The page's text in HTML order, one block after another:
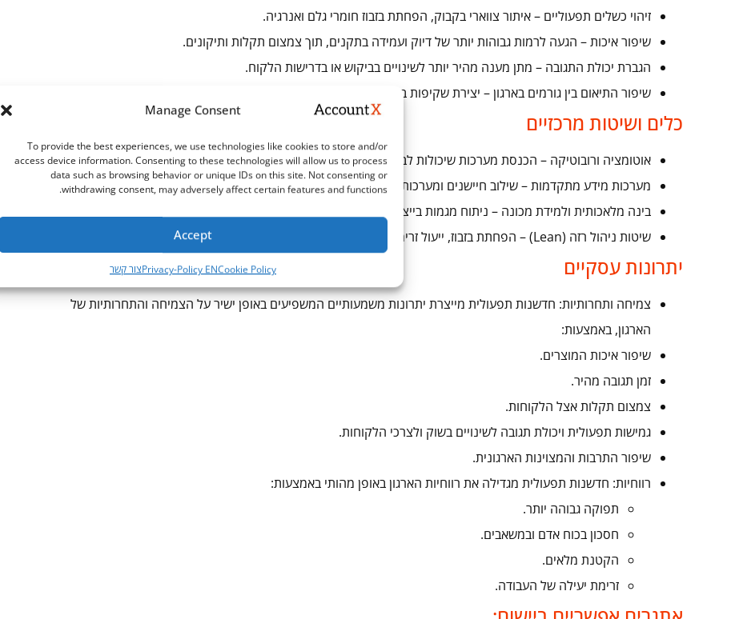
Manage Consent
To provide the best experiences, we use technologies like cookies to store and/or
access device information. Consenting to these technologies will allow us to process
data such as browsing behavior or unique IDs on this site. Not consenting or
withdrawing consent, may adversely affect certain features and functions.
Accept
Cookie Policy
Privacy-Policy ENצור קשר
זיהוי כשלים תפעוליים – איתור צווארי בקבוק, הפחתת בזבוז חומרי גלם ואנרגיה.
שיפור איכות – הגעה לרמות גבוהות יותר של דיוק ועמידה בתקנים, תוך צמצום תקלות ותיקונים.
הגברת יכולת התגובה – מתן מענה מהיר יותר לשינויים בביקוש או בדרישות הלקוח.
שיפור התיאום בין גורמים בארגון – יצירת שקיפות בין מחלקות, קיצור תהליכי קבלת החלטות והזרמת מידע אמין ומהיר.
כלים ושיטות מרכזיים
אוטומציה ורובוטיקה – הכנסת מערכות שיכולות לבצע פעולות טכניות החוזרות על עצמן בצורה מדויקת ואמינה.
מערכות מידע מתקדמות – שילוב חיישנים ומערכות בקרה בזמן אמת המאפשרות ניתוח נתונים מיידי.
בינה מלאכותית ולמידת מכונה – ניתוח מגמות בייצור, תחזית תקלות, תחזוקה מונעת, ותכנון מותאם לביקושים משתנים.
שיטות ניהול רזה (Lean) – הפחתת בזבוז, ייעול זרימות העבודה ויצירת רצף ייצור חלק.
יתרונות עסקיים
צמיחה ותחרותיות: חדשנות תפעולית מייצרת יתרונות משמעותיים המשפיעים באופן ישיר על הצמיחה והתחרותיות של
הארגון, באמצעות:
שיפור איכות המוצרים.
זמן תגובה מהיר.
צמצום תקלות אצל הלקוחות.
גמישות תפעולית ויכולת תגובה לשינויים בשוק ולצרכי הלקוחות.
שיפור התרבות והמצוינות הארגונית.
רווחיות: חדשנות תפעולית מגדילה את רווחיות הארגון באופן מהותי באמצעות:
תפוקה גבוהה יותר.
חסכון בכוח אדם ובמשאבים.
הקטנת מלאים.
זרימת יעילה של העבודה.